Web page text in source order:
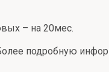
– на 20мес.
подробную